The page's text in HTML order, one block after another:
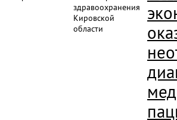
здравоохранения
Кировской
области